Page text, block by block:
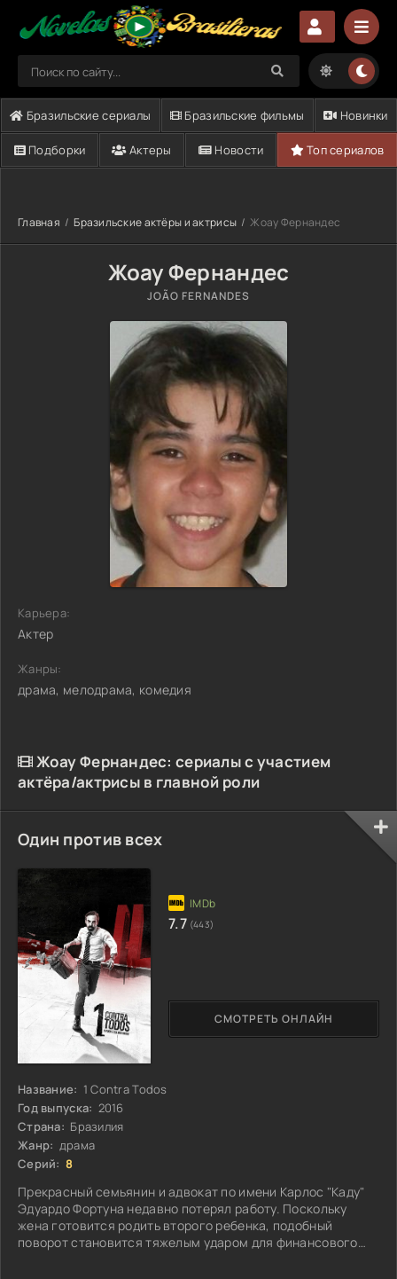
Бразильские сериалы Бразильские фильмы Новинки
Подборки Актеры Новости Топ сериалов
Главная Бразильские актёры и актрисы Жоау Фернандес
Жоау Фернандес
JOÃO FERNANDES
Карьера:
Актер
Жанры:
драма, мелодрама, комедия
Жоау Фернандес: сериалы с участием
актёра/актрисы в главной роли
Один против всех
Название: 1 Contra Todos
Год выпуска: 2016
Страна: Бразилия
Жанр: драма
Серий: 8
Прекрасный семьянин и адвокат по имени Карлос "Каду"
Эдуардо Фортуна недавно потерял работу. Поскольку
жена готовится родить второго ребенка, подобный
поворот становится тяжелым ударом для финансового
СМОТРЕТЬ ОНЛАЙН
7.7 (443)